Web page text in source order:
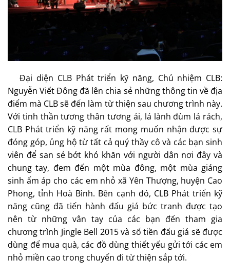
Đại diện CLB Phát triển kỹ năng, Chủ nhiệm CLB:
Nguyễn Viết Đông đã lên chia sẻ những thông tin về địa
điểm mà CLB sẽ đến làm từ thiện sau chương trình này.
Với tinh thần tương thân tương ái, lá lành đùm lá rách,
CLB Phát triển kỹ năng rất mong muốn nhận được sự
đóng góp, ủng hộ từ tất cả quý thầy cô và các bạn sinh
viên để san sẻ bớt khó khăn với người dân nơi đây và
chung tay, đem đến một mùa đông, một mùa giáng
sinh ấm áp cho các em nhỏ xã Yên Thượng, huyện Cao
Phong, tỉnh Hoà Bình. Bên cạnh đó, CLB Phát triển kỹ
năng cũng đã tiến hành đấu giá bức tranh được tạo
nên từ những vân tay của các bạn đến tham gia
chương trình Jingle Bell 2015 và số tiền đấu giá sẽ được
dùng để mua quà, các đồ dùng thiết yếu gửi tới các em
nhỏ miền cao trong chuyến đi từ thiện sắp tới.